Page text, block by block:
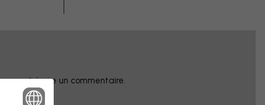
et écrire un commentaire.